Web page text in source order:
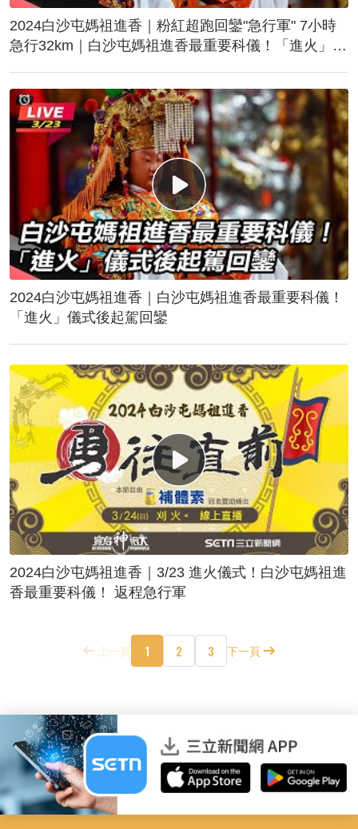
2024白沙屯媽祖進香｜粉紅超跑回鑾"急行軍" 7小時
急行32km｜白沙屯媽祖進香最重要科儀！「進火」儀
2024白沙屯媽祖進香｜白沙屯媽祖進香最重要科儀！
「進火」儀式後起駕回鑾
2024白沙屯媽祖進香｜3/23 進火儀式！白沙屯媽祖進
香最重要科儀！ 返程急行軍
上一頁 1 2 3 下一頁